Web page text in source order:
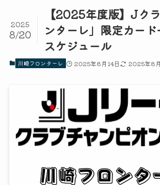
【2025年度版】Jク
ンターレ」限定カー
スケジュール
2025
8/20
川崎フロンターレ 2025年8月14日 2025年8